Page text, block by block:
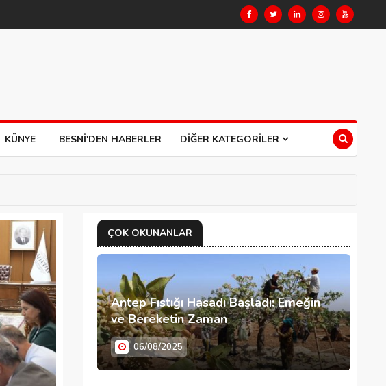
KÜNYE BESNI'DEN HABERLER DIĞER KATEGORILER
ÇOK OKUNANLAR
Antep Fıstığı Hasadı Başladı: Emeğin
ve Bereketin Zaman
06/08/2025